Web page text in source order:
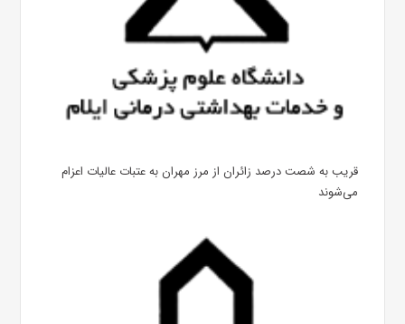
قریب به شصت درصد زائران از مرز مهران به عتبات عالیات اعزام
می‌شوند